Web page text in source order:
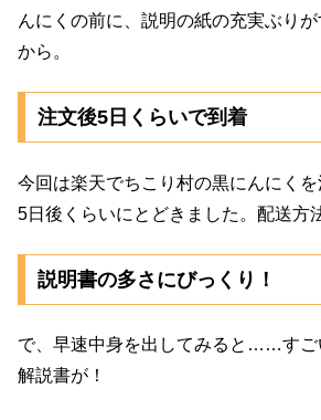
んにくの前に、説明の紙の充実ぶり
から。
注文後5日くらいで到着
今回は楽天でちこり村の黒にんにくを
5日後くらいにとどきました。配送方
説明書の多さにびっくり！
で、早速中身を出してみると……すご
解説書が！